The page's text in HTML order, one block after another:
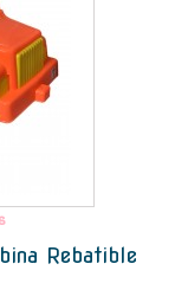
Rebatible